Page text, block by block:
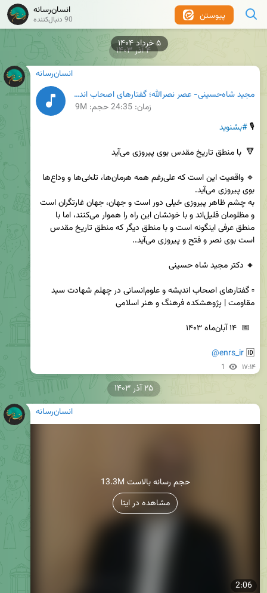
پیوستن انسان‌رسانه
90 دنبال‌کننده
انسان‌رسانه
مجید شاه‌حسینی- عصر نصرالله؛ گفتارهای اصحاب اندیشه و علوم‌انسانی در چهلم شهادت سید مقاومتمجید شاه_حسینی در نشست (عصر نصرالله؛ گفتارهای اندیشه و علوم_انسانی در چهلم سید مقاومت)-14-08-1403.mp3. (1).mp3
زمان: 24:35حجم: 9M
🎙 #بشنوید
🆔
@enrs_ir
1 ۱۷:۱۴
۴ آذر ۱۴۰۳
انسان‌رسانه
2:06
13.3M حجم رسانه بالاست
مشاهده در ایتا
۲۵ آذر ۱۴۰۳